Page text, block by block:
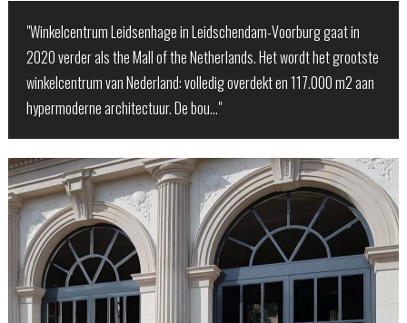
"Winkelcentrum Leidsenhage in Leidschendam-Voorburg gaat in
2020 verder als the Mall of the Netherlands. Het wordt het grootste
winkelcentrum van Nederland: volledig overdekt en 117.000 m2 aan
hypermoderne architectuur. De bou…"